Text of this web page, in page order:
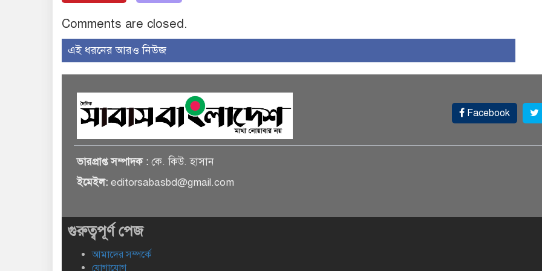
Comments are closed.
এই ধরনের আরও নিউজ
Facebook
ভারপ্রাপ্ত সম্পাদক : কে. কিউ. হাসান
ইমেইল: editorsabasbd@gmail.com
গুরুত্বপূর্ণ পেজ
আমাদের সম্পর্কে
যোগাযোগ